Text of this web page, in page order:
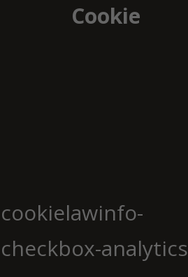
Cookie
cookielawinfo-
checkbox-analytics